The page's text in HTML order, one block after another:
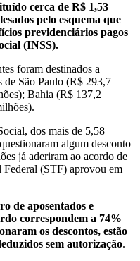
cerca de R$ 1,53
pelo esquema que
previdenciários pagos
(INSS).
foram destinados a
de São Paulo (R$ 293,7
Bahia (R$ 137,2
dos mais de 5,58
algum desconto
já aderiram ao acordo de
Federal (STF) aprovou em
de aposentados e
correspondem a 74%
os descontos, estão
sem autorização.